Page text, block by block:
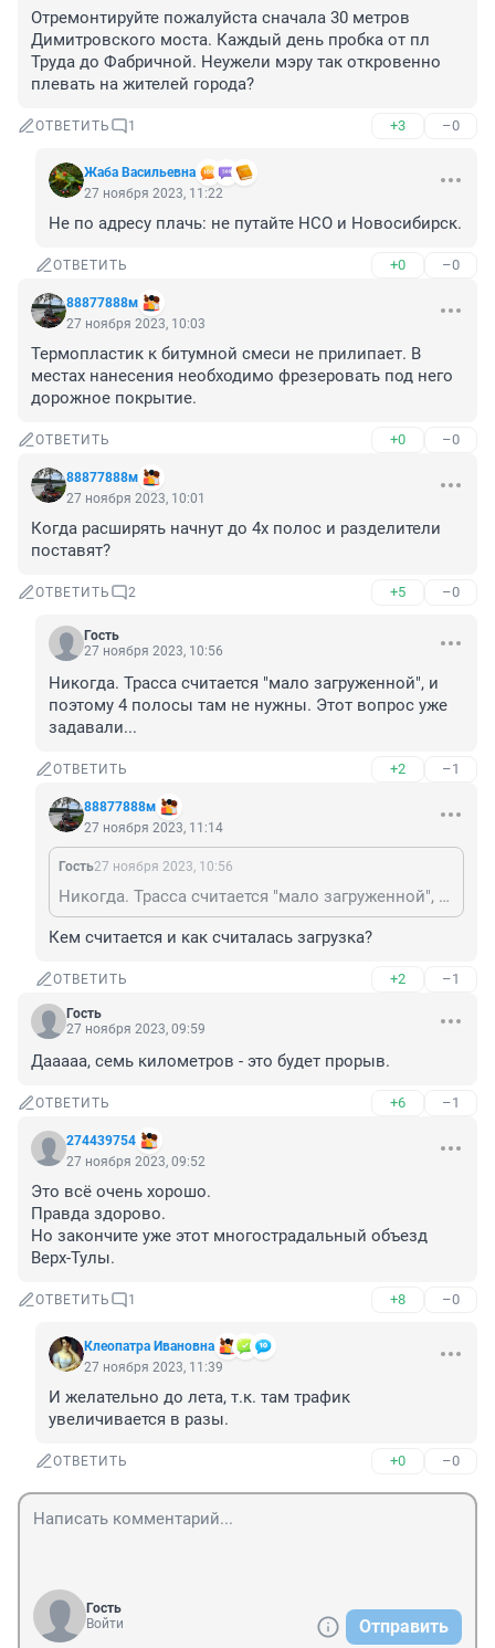
Отремонтируйте пожалуйста сначала 30 метров
Димитровского моста. Каждый день пробка от пл
Труда до Фабричной. Неужели мэру так откровенно
плевать на жителей города?
ОТВЕТИТЬ 1 +3 –0
Жаба Васильевна
27 ноября 2023, 11:22
Не по адресу плачь: не путайте НСО и Новосибирск.
ОТВЕТИТЬ +0 –0
88877888м
27 ноября 2023, 10:03
Термопластик к битумной смеси не прилипает. В
местах нанесения необходимо фрезеровать под него
дорожное покрытие.
ОТВЕТИТЬ +0 –0
88877888м
27 ноября 2023, 10:01
Когда расширять начнут до 4х полос и разделители
поставят?
ОТВЕТИТЬ 2 +5 –0
Гость
27 ноября 2023, 10:56
Никогда. Трасса считается "мало загруженной", и
поэтому 4 полосы там не нужны. Этот вопрос уже
задавали...
ОТВЕТИТЬ +2 –1
88877888м
27 ноября 2023, 11:14
Гость27 ноября 2023, 10:56
Никогда. Трасса считается "мало загруженной", и поэтому 4 полосы там не нужны. Этот вопрос уже задавали...
Кем считается и как считалась загрузка?
ОТВЕТИТЬ +2 –1
Гость
27 ноября 2023, 09:59
Дааааа, семь километров - это будет прорыв.
ОТВЕТИТЬ +6 –1
274439754
27 ноября 2023, 09:52
Это всё очень хорошо.
Правда здорово.
Но закончите уже этот многострадальный объезд
Верх-Тулы.
ОТВЕТИТЬ 1 +8 –0
Клеопатра Ивановна
27 ноября 2023, 11:39
И желательно до лета, т.к. там трафик
увеличивается в разы.
ОТВЕТИТЬ +0 –0
Гость
Войти
Отправить